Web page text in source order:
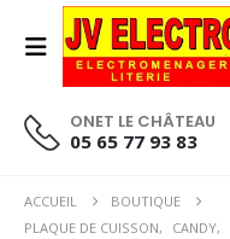
ONET LE CHÂTEAU
05 65 77 93 83
ACCUEIL
BOUTIQUE
PLAQUE DE CUISSON, CANDY,